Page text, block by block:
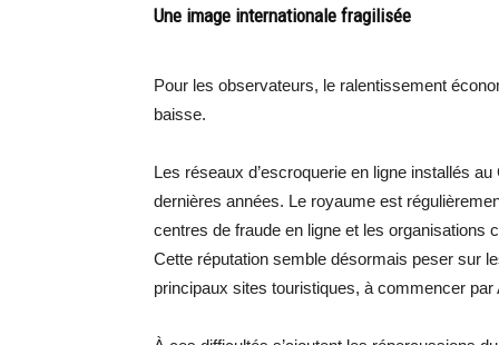
Une image internationale fragilisée
Pour les observateurs, le ralentissement
baisse.
Les réseaux d’escroquerie en ligne installés
dernières années. Le royaume est
centres de fraude en ligne et les organisations
Cette réputation semble désormais peser sur
principaux sites touristiques, à commencer